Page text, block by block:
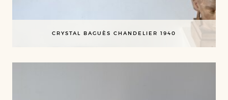
CRYSTAL BAGUÈS CHANDELIER 1940